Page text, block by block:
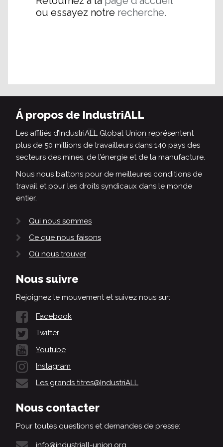
ou essayez notre recherche.
Á propos de IndustriALL
Les affiliés d’IndustriALL Global Union représentent
plus de 50 millions de travailleurs dans 140 pays des
secteurs des mines, de l’énergie et de la manufacture.
Nous nous battons pour de meilleures conditions de
travail et pour les droits syndicaux dans le monde
entier.
Qui nous sommes
Ce que nous faisons
Où nous trouver
Nous suivre
Rejoignez le mouvement et suivez nous sur:
Facebook
Twitter
Youtube
Instagram
Les grands titres@IndustriALL
Nous contacter
Pour toutes questions et demandes de presse:
info@industriall-union.org